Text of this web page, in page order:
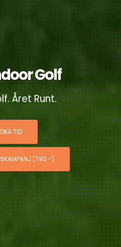
Golf
Året Runt.
TID
(795:-)